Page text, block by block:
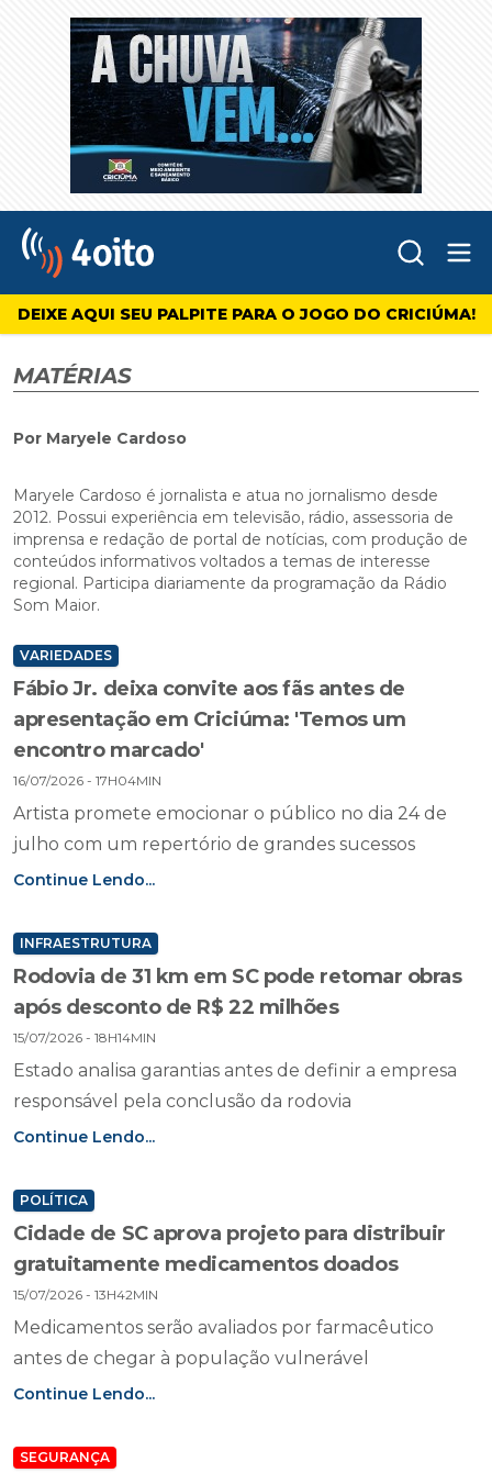
4oito
DEIXE AQUI SEU PALPITE PARA O JOGO DO CRICIÚMA!
MATÉRIAS
Por Maryele Cardoso
Maryele Cardoso é jornalista e atua no jornalismo desde
2012. Possui experiência em televisão, rádio, assessoria de
imprensa e redação de portal de notícias, com produção de
conteúdos informativos voltados a temas de interesse
regional. Participa diariamente da programação da Rádio
Som Maior.
VARIEDADES
Fábio Jr. deixa convite aos fãs antes de
apresentação em Criciúma: 'Temos um
encontro marcado'
16/07/2026 - 17H04MIN
Artista promete emocionar o público no dia 24 de
julho com um repertório de grandes sucessos
Continue Lendo...
INFRAESTRUTURA
Rodovia de 31 km em SC pode retomar obras
após desconto de R$ 22 milhões
15/07/2026 - 18H14MIN
Estado analisa garantias antes de definir a empresa
responsável pela conclusão da rodovia
Continue Lendo...
POLÍTICA
Cidade de SC aprova projeto para distribuir
gratuitamente medicamentos doados
15/07/2026 - 13H42MIN
Medicamentos serão avaliados por farmacêutico
antes de chegar à população vulnerável
Continue Lendo...
SEGURANÇA